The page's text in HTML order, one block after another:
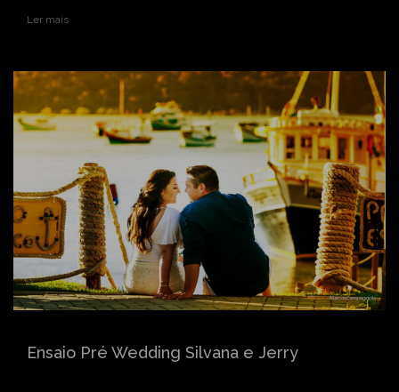
Ler mais
Ensaio Pré Wedding Silvana e Jerry